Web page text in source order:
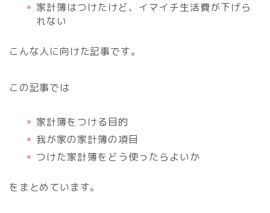
家計簿はつけたけど、イマイチ生活費が下げら
れない
こんな人に向けた記事です。
この記事では
家計簿をつける目的
我が家の家計簿の項目
つけた家計簿をどう使ったらよいか
をまとめています。